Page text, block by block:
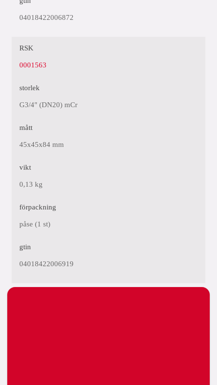
04018422006872
RSK
0001563
storlek
G3/4" (DN20) mCr
mått
45x45x84 mm
vikt
0,13 kg
förpackning
påse (1 st)
gtin
04018422006919